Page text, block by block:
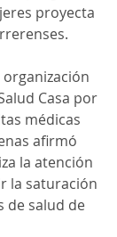
proyecta
Casa por
médicas
afirmó
la atención
la saturación
de salud de